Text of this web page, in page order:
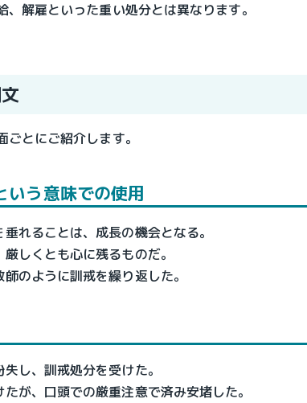
解雇といった重い処分とは異なります。
とにご紹介します。
いう意味での使用
れることは、成長の機会となる。
しくとも心に残るものだ。
のように訓戒を繰り返した。
し、訓戒処分を受けた。
が、口頭での厳重注意で済み安堵した。